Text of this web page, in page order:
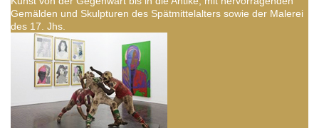
Gemälden und Skulpturen des Spätmittelalters sowie der Malerei
des 17. Jhs.